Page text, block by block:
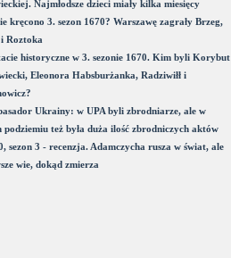
Najmłodsze dzieci miały kilka miesięcy
kręcono 3. sezon 1670? Warszawę zagrały Brzeg,
Roztoka
historyczne w 3. sezonie 1670. Kim byli Korybut
Eleonora Habsburżanka, Radziwiłł i
Ukrainy: w UPA byli zbrodniarze, ale w
podziemiu też była duża ilość zbrodniczych aktów
sezon 3 - recenzja. Adamczycha rusza w świat, ale
wie, dokąd zmierza